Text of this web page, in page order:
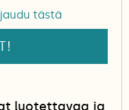
tästä
luotettavaa ja